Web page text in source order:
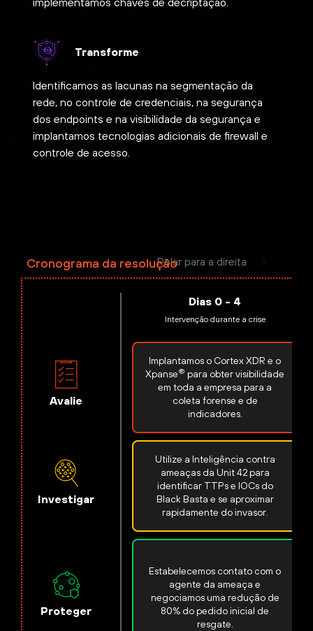
Transforme
Identificamos as lacunas na segmentação da
rede, no controle de credenciais, na segurança
dos endpoints e na visibilidade da segurança e
implantamos tecnologias adicionais de firewall e
controle de acesso.
Rolar para a direita
Cronograma da resolução
Avalie
Investigar
Proteger
Dias 0 - 4
Intervenção durante a crise
Implantamos o Cortex XDR e o
Xpanse® para obter visibilidade
em toda a empresa para a
coleta forense e de
indicadores.
Utilize a Inteligência contra
ameaças da Unit 42 para
identificar TTPs e IOCs do
Black Basta e se aproximar
rapidamente do invasor.
Estabelecemos contato com o
agente da ameaça e
negociamos uma redução de
80% do pedido inicial de
resgate.